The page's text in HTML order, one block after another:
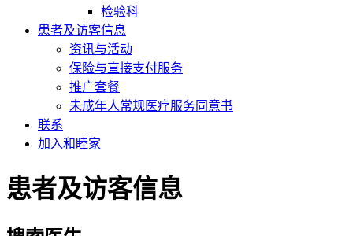
检验科
患者及访客信息
资讯与活动
保险与直接支付服务
推广套餐
未成年人常规医疗服务同意书
联系
加入和睦家
患者及访客信息